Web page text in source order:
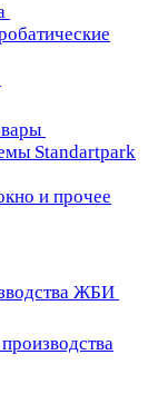
Standartpark
и прочее
ЖБИ